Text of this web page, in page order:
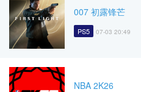
007 初露锋芒
PS5 07-03 20:49
NBA 2K26